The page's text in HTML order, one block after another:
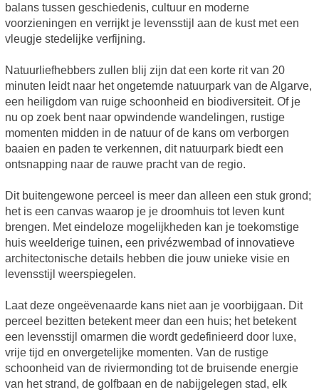
balans tussen geschiedenis, cultuur en moderne
voorzieningen en verrijkt je levensstijl aan de kust met een
vleugje stedelijke verfijning.
Natuurliefhebbers zullen blij zijn dat een korte rit van 20
minuten leidt naar het ongetemde natuurpark van de Algarve,
een heiligdom van ruige schoonheid en biodiversiteit. Of je
nu op zoek bent naar opwindende wandelingen, rustige
momenten midden in de natuur of de kans om verborgen
baaien en paden te verkennen, dit natuurpark biedt een
ontsnapping naar de rauwe pracht van de regio.
Dit buitengewone perceel is meer dan alleen een stuk grond;
het is een canvas waarop je je droomhuis tot leven kunt
brengen. Met eindeloze mogelijkheden kan je toekomstige
huis weelderige tuinen, een privézwembad of innovatieve
architectonische details hebben die jouw unieke visie en
levensstijl weerspiegelen.
Laat deze ongeëvenaarde kans niet aan je voorbijgaan. Dit
perceel bezitten betekent meer dan een huis; het betekent
een levensstijl omarmen die wordt gedefinieerd door luxe,
vrije tijd en onvergetelijke momenten. Van de rustige
schoonheid van de riviermonding tot de bruisende energie
van het strand, de golfbaan en de nabijgelegen stad, elk